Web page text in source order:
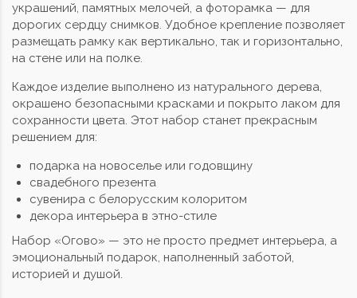
украшений, памятных мелочей, а фоторамка — для
дорогих сердцу снимков. Удобное крепление позволяет
размещать рамку как вертикально, так и горизонтально,
на стене или на полке.
Каждое изделие выполнено из натурального дерева,
окрашено безопасными красками и покрыто лаком для
сохранности цвета. Этот набор станет прекрасным
решением для:
подарка на новоселье или годовщину
свадебного презента
сувенира с белорусским колоритом
декора интерьера в этно-стиле
Набор «Огово» — это не просто предмет интерьера, а
эмоциональный подарок, наполненный заботой,
историей и душой.